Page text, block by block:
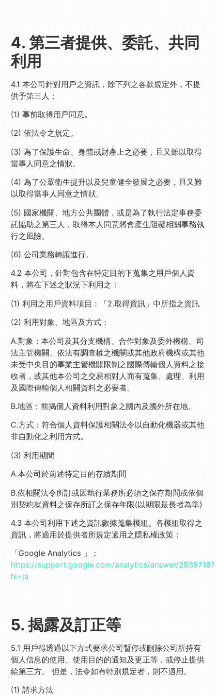
4. 第三者提供、委託、共同
利用
4.1 本公司針對用戶之資訊，除下列之各款規定外，不提
供予第三人：
(1) 事前取得用戶同意。
(2) 依法令之規定。
(3) 為了保護生命、身體或財產上之必要，且又難以取得
當事人同意之情狀。
(4) 為了公眾衛生提升以及兒童健全發展之必要，且又難
以取得當事人同意之情狀。
(5) 國家機關、地方公共團體，或是為了執行法定事務委
託協助之第三人，取得本人同意將會產生阻礙相關事務執
行之風險。
(6) 公司業務轉讓進行。
4.2 本公司，針對包含在特定目的下蒐集之用戶個人資
料，將在下述之狀況下利用之：
(1) 利用之用戶資料項目：「2.取得資訊」中所指之資訊
(2) 利用對象、地區及方式：
A.對象：本公司及其分支機構、合作對象及委外機構、司
法主管機關、依法有調查權之機關或其他政府機構或其他
未受中央目的事業主管機關限制之國際傳輸個人資料之接
收者，或其他本公司之交易相對人而有蒐集、處理、利用
及國際傳輸個人相關資料之必要者。
B.地區：前揭個人資料利用對象之國內及國外所在地。
C.方式：符合個人資料保護相關法令以自動化機器或其他
非自動化之利用方式。
(3) 利用期間
A.本公司於前述特定目的存續期間
B.依相關法令所訂或因執行業務所必須之保存期間或依個
別契約就資料之保存所訂之保存年限(以期限最長者為準)
4.3 本公司利用下述之資訊數據蒐集模組。各模組取得之
資訊，將適用於提供者所規定適用之隱私權政策：
「Google Analytics 」：
https://support.google.com/analytics/answer/2838718?
hl=ja
5. 揭露及訂正等
5.1 用戶得透過以下方式要求公司暫停或刪除公司所持有
個人信息的使用、使用目的的通知及更正等，或停止提供
給第三方。 但是，法令如有特別規定者，則不適用。
(1) 請求方法